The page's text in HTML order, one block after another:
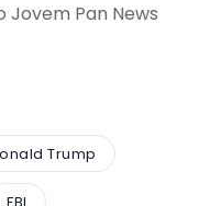
Jovem Pan News
Trump
FBI